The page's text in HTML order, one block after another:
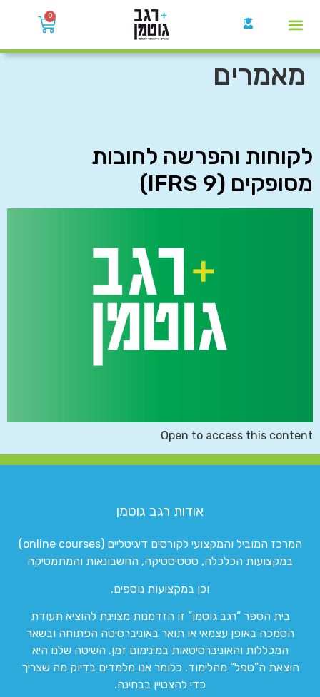
0
מאמרים
לקוחות והפרשה לחובות
מסופקים (IFRS 9)
Open to access this content
אודות רגב גוטמן
המרכז המוביל והמקצועי לקורסים דיגיטליים (online courses)
במקצועות הכלכלה, סטטיסטיקה, החשבונאות והמתמטיקה
וכן במקצועות נוספים.
בית הספר “רגב גוטמן” זו הזדמנות מצוינת להוציא תעודת
הסמכה באופן עצמאי או תואר באוניברסיטה הפתוחה ובשאר
המכללות והאוניברסיטאות במינימום זמן. השיטה שלנו היא
הוצאת ה”טפל” מהלימוד. כלומר אנו מלמדים בדיוק מה שצריך
כדי להצטיין בבחינה.